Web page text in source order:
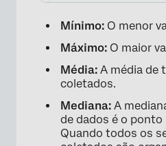
Mínimo: O menor
Máximo: O maior
Média: A média de
coletados.
Mediana: A
de dados é o ponto
Quando todos os